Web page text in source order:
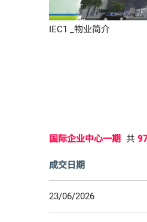
IEC1 _物业简介
国际企业中心一期
共
成交日期
23/06/2026